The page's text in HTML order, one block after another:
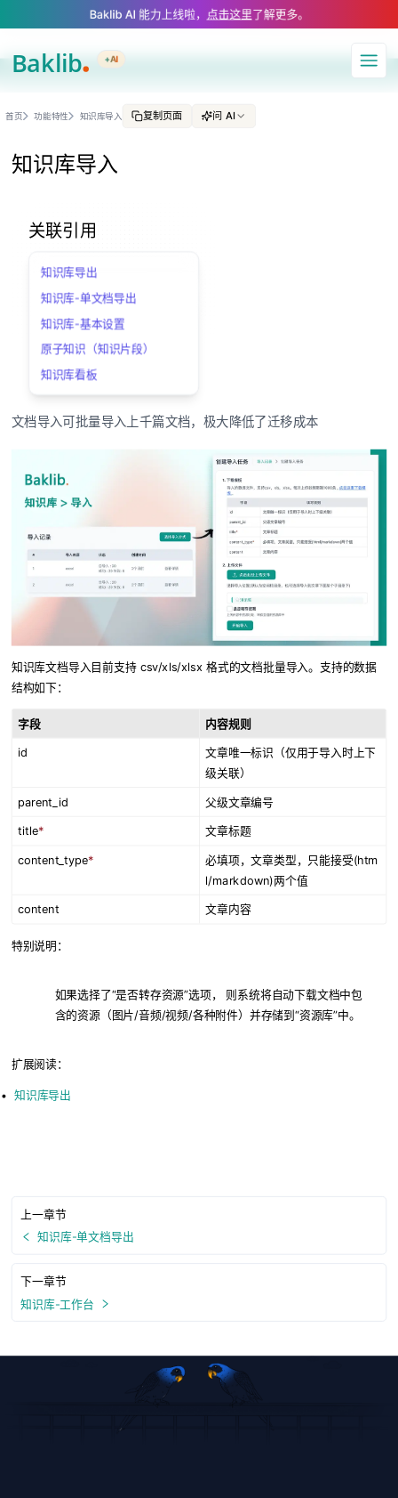
A Markdown version of this page is available at https://
Baklib AI 能力上线啦， 点击这里了解更多。
+AI
导航
首页 功能特性 知识库导入 复制页面 问 AI
知识库导入
文档导入可批量导入上千篇文档，极大降低了迁移成本
知识库文档导入目前支持 csv/xls/xlsx 格式的文档批量导入。支持的数据
结构如下：
字段 内容规则
id
文章唯一标识（仅用于导入时上下
级关联）
parent_id 父级文章编号
title* 文章标题
content_type*
必填项，文章类型，只能接受(htm
l/markdown)两个值
content 文章内容
特别说明：
如果选择了“是否转存资源”选项， 则系统将自动下载文档中包
含的资源（图片/音频/视频/各种附件）并存储到“资源库”中。
扩展阅读：
知识库导出
关联引用
知识库导出
知识库-单文档导出
知识库-基本设置
原子知识（知识片段）
知识库看板
上一章节
知识库-单文档导出
下一章节
知识库-工作台